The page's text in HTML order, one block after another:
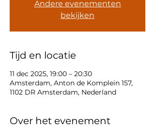
Andere evenementen
bekijken
Tijd en locatie
11 dec 2025, 19:00 – 20:30
Amsterdam, Anton de Komplein 157,
1102 DR Amsterdam, Nederland
Over het evenement